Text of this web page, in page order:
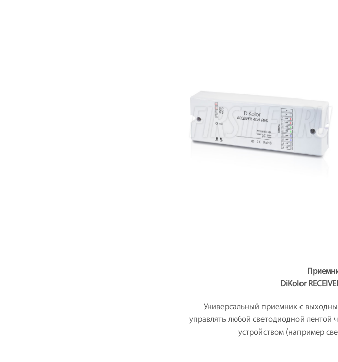
DiKolor
Универсальный приемник с
управлять любой светодиодной
устройством (например